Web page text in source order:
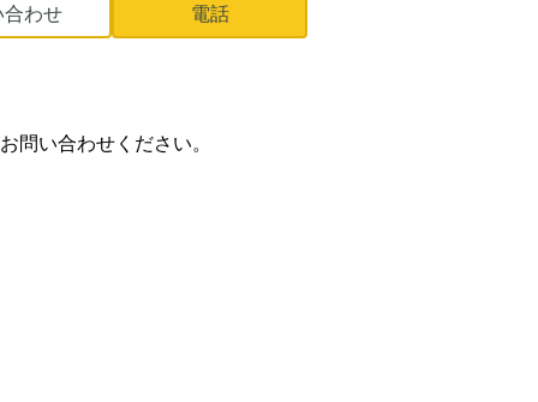
合わせ 電話
問い合わせください。